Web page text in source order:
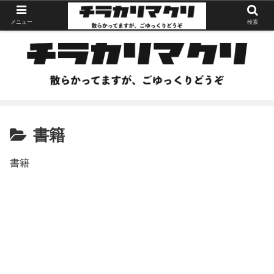
書籍
書籍
メニュー 検索